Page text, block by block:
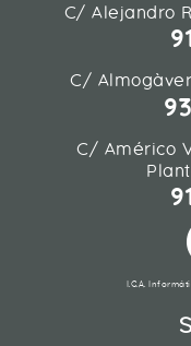
C/ Alejandro
C/
C/ Américo
I.C.A.